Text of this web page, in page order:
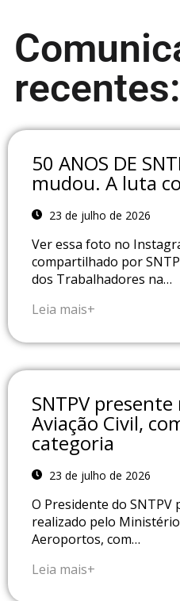
recentes:
50 ANOS DE
mudou. A luta
23 de julho de 2026
Ver essa foto no
compartilhado por
dos Trabalhadores na…
Leia mais+
SNTPV
Aviação Civil,
categoria
23 de julho de 2026
O Presidente do
realizado pelo
Aeroportos, com…
Leia mais+